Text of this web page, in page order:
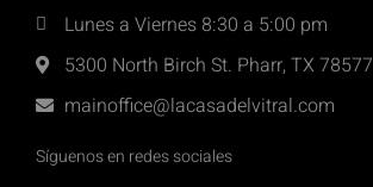
Lunes a Viernes 8:30 a 5:00 pm
5300 North Birch St. Pharr, TX 78577
mainoffice@lacasadelvitral.com
Síguenos en redes sociales